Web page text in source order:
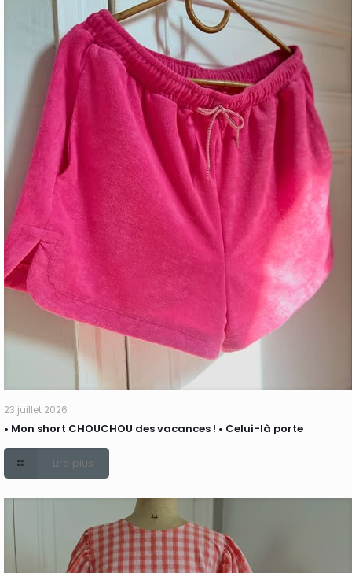
23 juillet 2026
• Mon short CHOUCHOU des vacances ! • Celui-là porte
Lire plus